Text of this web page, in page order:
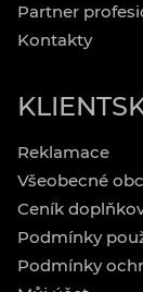
Partner
Kontakty
Reklamace
Všeobecné
Ceník
Podmínky
Podmínky